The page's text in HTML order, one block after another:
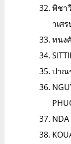
พิชา
าเศ
ทนง
ปาณ
NDA